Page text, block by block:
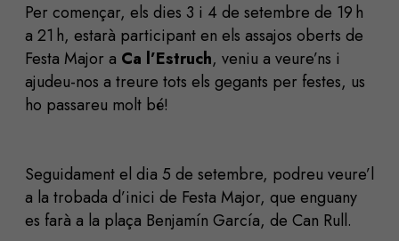
Per començar, els dies 3 i 4 de setembre de 19 h
a 21 h, estarà participant en els assajos oberts de
Festa Major a Ca l’Estruch, veniu a veure’ns i
ajudeu-nos a treure tots els gegants per festes, us
ho passareu molt bé!
Seguidament el dia 5 de setembre, podreu veure’l
a la trobada d’inici de Festa Major, que enguany
es farà a la plaça Benjamín García, de Can Rull.